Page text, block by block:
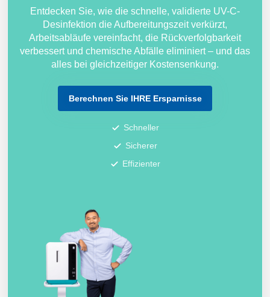
Entdecken Sie, wie die schnelle, validierte UV-C-
Desinfektion die Aufbereitungszeit verkürzt,
Arbeitsabläufe vereinfacht, die Rückverfolgbarkeit
verbessert und chemische Abfälle eliminiert – und das
alles bei gleichzeitiger Kostensenkung.
Berechnen Sie IHRE Ersparnisse
Schneller
Sicherer
Effizienter